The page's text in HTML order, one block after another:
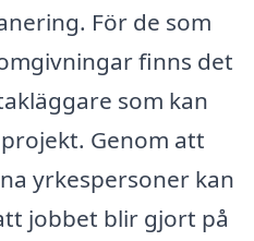
För de som
finns det
som kan
Genom att
yrkespersoner kan
jobbet blir gjort på